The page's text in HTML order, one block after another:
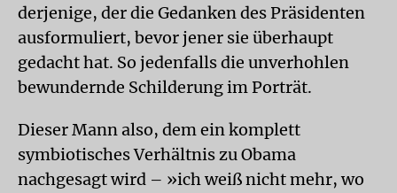
derjenige, der die Gedanken des Präsidenten
ausformuliert, bevor jener sie überhaupt
gedacht hat. So jedenfalls die unverhohlen
bewundernde Schilderung im Porträt.
Dieser Mann also, dem ein komplett
symbiotisches Verhältnis zu Obama
nachgesagt wird – »ich weiß nicht mehr, wo